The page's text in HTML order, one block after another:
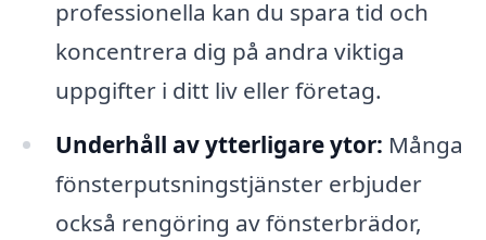
professionella kan du spara tid och
koncentrera dig på andra viktiga
uppgifter i ditt liv eller företag.
Underhåll av ytterligare ytor: Många
fönsterputsningstjänster erbjuder
också rengöring av fönsterbrädor,